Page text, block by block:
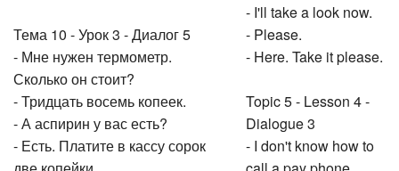
Тема 10 - Урок 3 - Диалог 5
- Мне нужен термометр.
Сколько он стоит?
- Тридцать восемь копеек.
- А аспирин у вас есть?
- Есть. Платите в кассу сорок
- I'll take a look now.
- Please.
- Here. Take it please.
Topic 5 - Lesson 4 -
Dialogue 3
- I don't know how to